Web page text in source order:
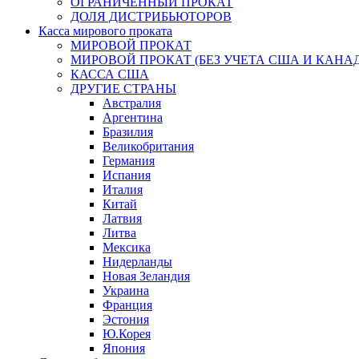
ДОЛЯ ДИСТРИБЬЮТОРОВ
Касса мирового проката
МИРОВОЙ ПРОКАТ
МИРОВОЙ ПРОКАТ (БЕЗ УЧЕТА США И
КАССА США
ДРУГИЕ СТРАНЫ
Австралия
Аргентина
Бразилия
Великобритания
Германия
Испания
Италия
Китай
Латвия
Литва
Мексика
Нидерланды
Новая Зеландия
Украина
Франция
Эстония
Ю.Корея
Япония